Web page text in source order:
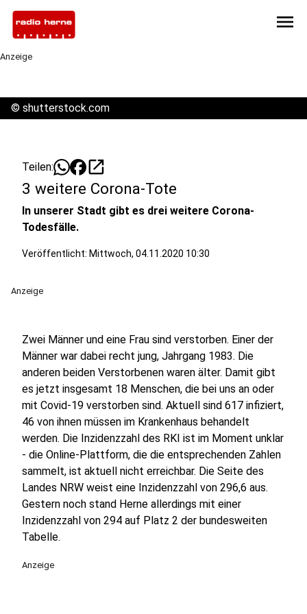
menu
Anzeige
© shutterstock.com
Teilen: open_in_new
3 weitere Corona-Tote
In unserer Stadt gibt es drei weitere Corona-
Todesfälle.
Veröffentlicht: Mittwoch, 04.11.2020 10:30
Anzeige
Zwei Männer und eine Frau sind verstorben. Einer der
Männer war dabei recht jung, Jahrgang 1983. Die
anderen beiden Verstorbenen waren älter. Damit gibt
es jetzt insgesamt 18 Menschen, die bei uns an oder
mit Covid-19 verstorben sind. Aktuell sind 617 infiziert,
46 von ihnen müssen im Krankenhaus behandelt
werden. Die Inzidenzzahl des RKI ist im Moment unklar
- die Online-Plattform, die die entsprechenden Zahlen
sammelt, ist aktuell nicht erreichbar. Die Seite des
Landes NRW weist eine Inzidenzzahl von 296,6 aus.
Gestern noch stand Herne allerdings mit einer
Inzidenzzahl von 294 auf Platz 2 der bundesweiten
Tabelle.
Anzeige